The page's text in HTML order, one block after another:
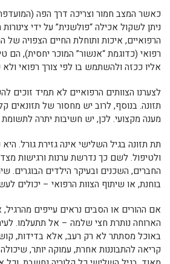
כאשר המצב חמור וצריכה דרך הפה
ניתן לשקול אכילה “פולשנית” על ידי
הרפואיים, איכות ותוחלת החיים הצפויה של
רפואי (כדוגמת “אנשור” המוכר יחסית), הם
אליו ככזה ולהשתמש בו לפי צורך רפואי ולא
לצערנו הצוותים הרפואיים לא תמיד זוכים
תזונה. בנוסף, לרוב יש מחסור של תזונאים
מענה מקצועי. לכן, יש חשיבות יתרה
תת תזונה בגיל השלישי אינה גזירת גורל. היא
ולטיפול. לשם כך נדרשת ערנות ורגישות
החברים, השכנים ובעיקר הילדים הבוגרים.
בוחנת, או שיתוף הצוות הרפואי – יכולים
אם ההורים או הסבים נראים עייפים
הארוחה נותרת חצי שלמה – אל תתעלמו.
באוכל מסתתר לא רק רעב, אלא בדידות,
קריאה להתבוננות אחרת, עמוקה יותר,